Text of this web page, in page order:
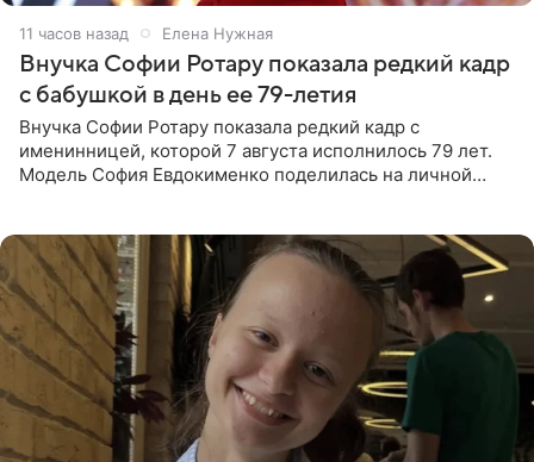
11 часов назад Елена Нужная
Внучка Софии Ротару показала редкий кадр
с бабушкой в день ее 79-летия
Внучка Софии Ротару показала редкий кадр с
именинницей, которой 7 августа исполнилось 79 лет.
Модель София Евдокименко поделилась на личной